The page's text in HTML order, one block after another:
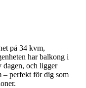
på 34 kvm,
har balkong i
dagen, och ligger
– perfekt för dig som